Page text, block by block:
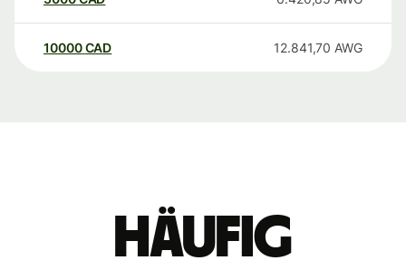
10000 CAD 12.841,70 AWG
Häufig